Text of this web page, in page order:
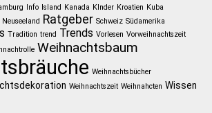
Info Island Kanada KInder Kroatien Kuba
Neuseeland Ratgeber Schweiz Südamerika
Tradition trend Trends Vorlesen Vorweihnachtszeit
Weihnachtsbaum
Weihnachtsbücher
Weihnachtszeit Weihnahcten Wissen